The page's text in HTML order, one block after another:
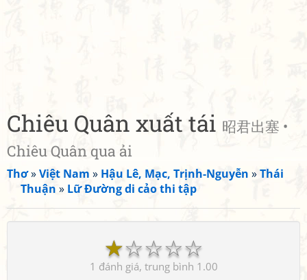
Chiêu Quân xuất tái 昭君出塞 •
Chiêu Quân qua ải
Thơ»Việt Nam » Hậu Lê, Mạc, Trịnh-Nguyễn »Thái
Thuận » Lữ Đường di cảo thi tập
☆
☆
☆
☆
☆
1 1.00